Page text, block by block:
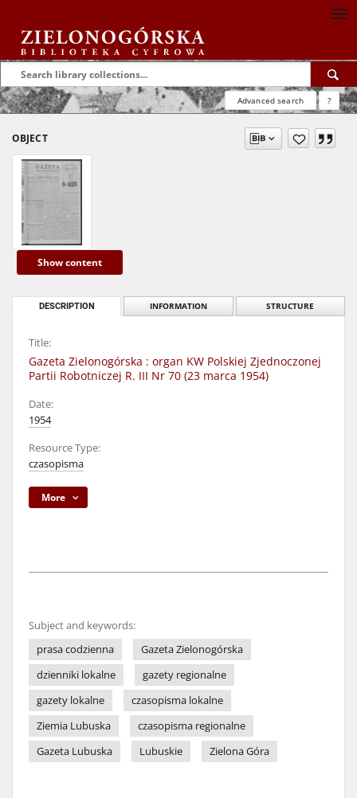
Advanced search ?
OBJECT
Show content
DESCRIPTION INFORMATION STRUCTURE
Title:
Gazeta Zielonogórska : organ KW Polskiej Zjednoczonej
Partii Robotniczej R. III Nr 70 (23 marca 1954)
Date:
1954
Resource Type:
czasopisma
More
Subject and keywords:
prasa codzienna
Gazeta Zielonogórska
dzienniki lokalne
gazety regionalne
gazety lokalne
czasopisma lokalne
Ziemia Lubuska
czasopisma regionalne
Gazeta Lubuska
Lubuskie Zielona Góra